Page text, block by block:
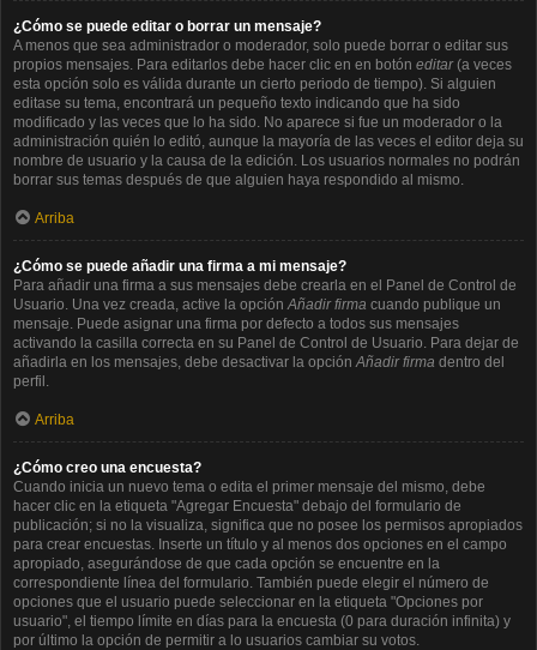
¿Cómo se puede editar o borrar un mensaje?
A menos que sea administrador o moderador, solo puede borrar o editar sus
propios mensajes. Para editarlos debe hacer clic en en botón editar(a veces
esta opción solo es válida durante un cierto periodo de tiempo). Si alguien
editase su tema, encontrará un pequeño texto indicando que ha sido
modificado y las veces que lo ha sido. No aparece si fue un moderador o la
administración quién lo editó, aunque la mayoría de las veces el editor deja su
nombre de usuario y la causa de la edición. Los usuarios normales no podrán
borrar sus temas después de que alguien haya respondido al mismo.
Arriba
¿Cómo se puede añadir una firma a mi mensaje?
Para añadir una firma a sus mensajes debe crearla en el Panel de Control de
Usuario. Una vez creada, active la opción Añadir firma cuando publique un
mensaje. Puede asignar una firma por defecto a todos sus mensajes
activando la casilla correcta en su Panel de Control de Usuario. Para dejar de
añadirla en los mensajes, debe desactivar la opción Añadir firma dentro del
perfil.
Arriba
¿Cómo creo una encuesta?
Cuando inicia un nuevo tema o edita el primer mensaje del mismo, debe
hacer clic en la etiqueta "Agregar Encuesta" debajo del formulario de
publicación; si no la visualiza, significa que no posee los permisos apropiados
para crear encuestas. Inserte un título y al menos dos opciones en el campo
apropiado, asegurándose de que cada opción se encuentre en la
correspondiente línea del formulario. También puede elegir el número de
opciones que el usuario puede seleccionar en la etiqueta "Opciones por
usuario", el tiempo límite en días para la encuesta (0 para duración infinita) y
por último la opción de permitir a lo usuarios cambiar su votos.